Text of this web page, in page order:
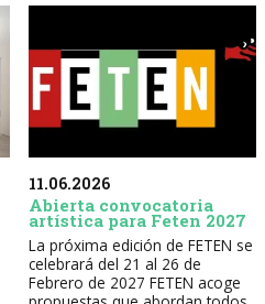
11.06.2026
Abierta convocatoria
artística para Feten 2027
La próxima edición de FETEN se
celebrará del 21 al 26 de
Febrero de 2027 FETEN acoge